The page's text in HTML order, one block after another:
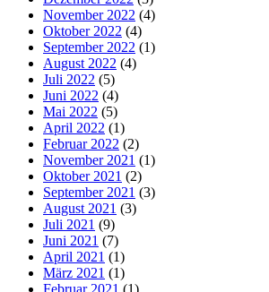
November 2022 (4)
Oktober 2022 (4)
September 2022 (1)
August 2022 (4)
Juli 2022 (5)
Juni 2022 (4)
Mai 2022 (5)
April 2022 (1)
Februar 2022 (2)
November 2021 (1)
Oktober 2021 (2)
September 2021 (3)
August 2021 (3)
Juli 2021 (9)
Juni 2021 (7)
April 2021 (1)
März 2021 (1)
Februar 2021 (1)